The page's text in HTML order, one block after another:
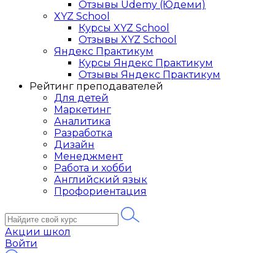
Отзывы Udemy (Юдеми)
XYZ School
Курсы XYZ School
Отзывы XYZ School
Яндекс Практикум
Курсы Яндекс Практикум
Отзывы Яндекс Практикум
Рейтинг преподавателей
Для детей
Маркетинг
Аналитика
Разработка
Дизайн
Менеджмент
Работа и хобби
Английский язык
Профориентация
Акции школ
Войти